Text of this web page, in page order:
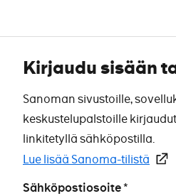
Kirjaudu sisään
Sanoman sivustoille,
keskustelupalstoille
linkitetyllä sähköpostilla.
Lue lisää Sanoma-tilistä
Sähköpostiosoite